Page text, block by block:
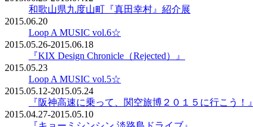
和歌山県九度山町『真田幸村』紹介展
2015.06.20
Loop A MUSIC vol.6☆
2015.05.26-2015.06.18
『KIX Design Chronicle（Rejected）』
2015.05.23
Loop A MUSIC vol.5☆
2015.05.12-2015.05.24
『阪神高速に乗って、関空旅博２０１５に行こう！』
2015.04.27-2015.05.10